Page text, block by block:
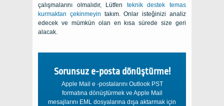
çalışmalarını olmalıdır, Lütfen teknik destek temas
kurmaktan çekinmeyin takım. Onlar isteğinizi analiz
edecek ve mümkün olan en kısa sürede size geri
alacak.
Sorunsuz e-posta dönüştürme!
Apple Mail e -postalarını Outlook PST
formatına dönüştürmek ve Apple Mail
mesajlarını EML dosyalarına dışa aktarmak için